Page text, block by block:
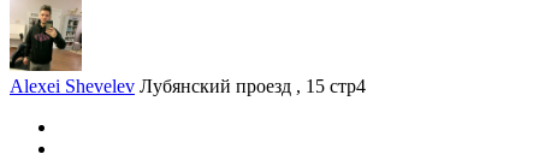
Alexei Shevelev Лубянский проезд , 15 стр4